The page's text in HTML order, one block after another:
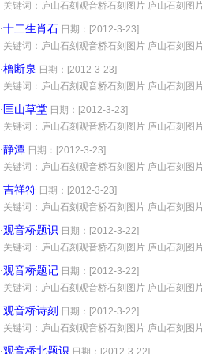
关键词：庐山石刻观音桥石刻图片 庐山石刻图
·十二生肖石 日期：[2012-3-23]
关键词：庐山石刻观音桥石刻图片 庐山石刻图
·橹断泉 日期：[2012-3-23]
关键词：庐山石刻观音桥石刻图片 庐山石刻图
· 匡山草堂 日期：[2012-3-23]
关键词：庐山石刻观音桥石刻图片 庐山石刻图
·静潭 日期：[2012-3-23]
关键词：庐山石刻观音桥石刻图片 庐山石刻图
·吉祥符 日期：[2012-3-23]
关键词：庐山石刻观音桥石刻图片 庐山石刻图
·观音桥题识 日期：[2012-3-22]
关键词：庐山石刻观音桥石刻图片 庐山石刻图
·观音桥题记 日期：[2012-3-22]
关键词：庐山石刻观音桥石刻图片 庐山石刻图
·观音桥诗刻
日期：[2012-3-22]
关键词：庐山石刻观音桥石刻图片 庐山石刻图
·观音桥北题识 日期：[2012-3-22]